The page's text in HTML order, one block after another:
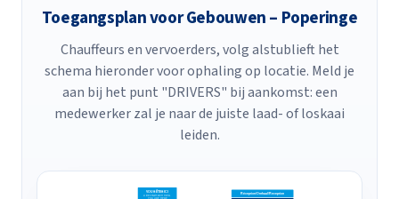
Toegangsplan voor Gebouwen – Poperinge
Chauffeurs en vervoerders, volg alstublieft het
schema hieronder voor ophaling op locatie. Meld je
aan bij het punt "DRIVERS" bij aankomst: een
medewerker zal je naar de juiste laad- of loskaai
leiden.